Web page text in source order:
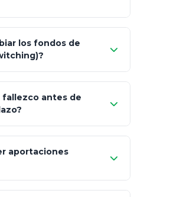
o Euros
los fondos de
de fondos)
fallezco antes de
100% a tus
aportaciones